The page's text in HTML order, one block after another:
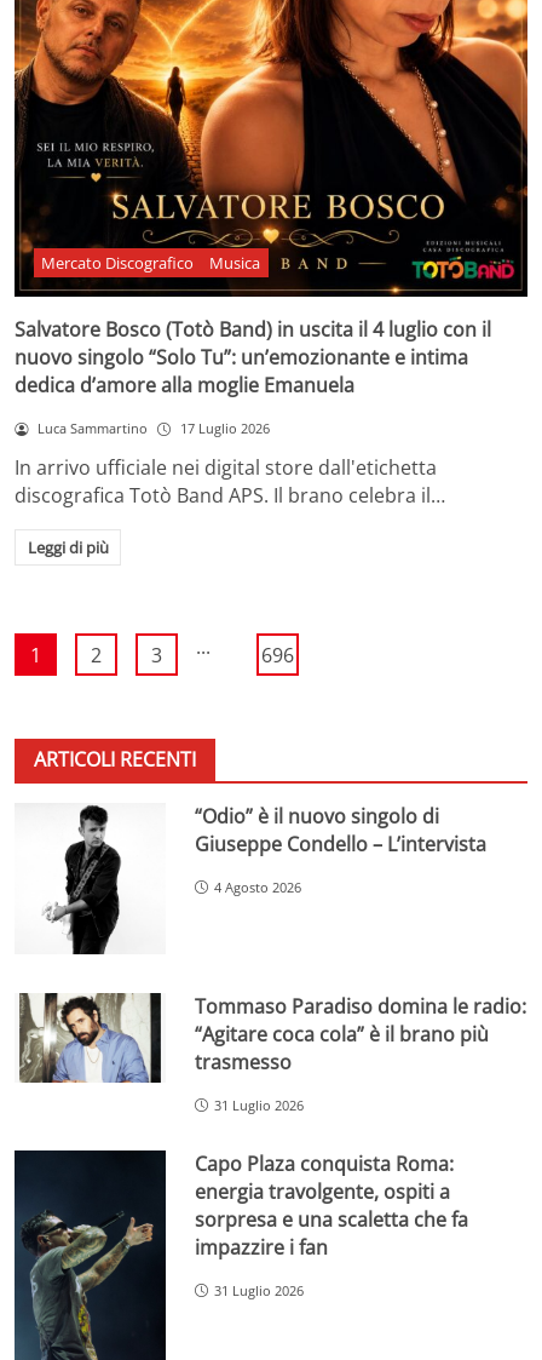
Mercato Discografico Musica
Salvatore Bosco (Totò Band) in uscita il 4 luglio con il
nuovo singolo “Solo Tu”: un’emozionante e intima
dedica d’amore alla moglie Emanuela
Luca Sammartino 17 Luglio 2026
In arrivo ufficiale nei digital store dall'etichetta
discografica Totò Band APS. Il brano celebra il…
Leggi di più
1 2 3 ... 696
ARTICOLI RECENTI
“Odio” è il nuovo singolo di
Giuseppe Condello – L’intervista
4 Agosto 2026
Tommaso Paradiso domina le radio:
“Agitare coca cola” è il brano più
trasmesso
31 Luglio 2026
Capo Plaza conquista Roma:
energia travolgente, ospiti a
sorpresa e una scaletta che fa
impazzire i fan
31 Luglio 2026